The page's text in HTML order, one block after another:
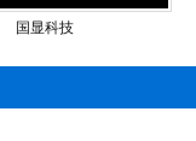
国显科技